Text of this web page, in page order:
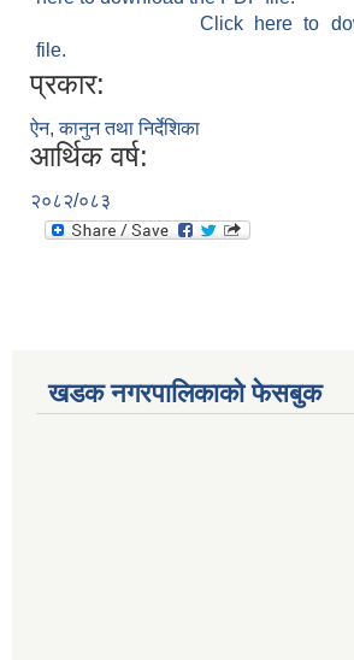
Click here to
file.
प्रकार:
ऐन, कानुन तथा निर्देशिका
आर्थिक वर्ष:
२०८२/०८३
खडक नगरपालिकाको फेसबुक